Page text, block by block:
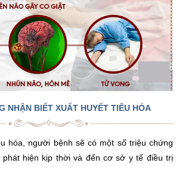
NHẬN BIẾT XUẤT HUYẾT TIÊU HÓA
hóa, người bệnh sẽ có một số triệu chứng
hiện kịp thời và đến cơ sở y tế điều trị